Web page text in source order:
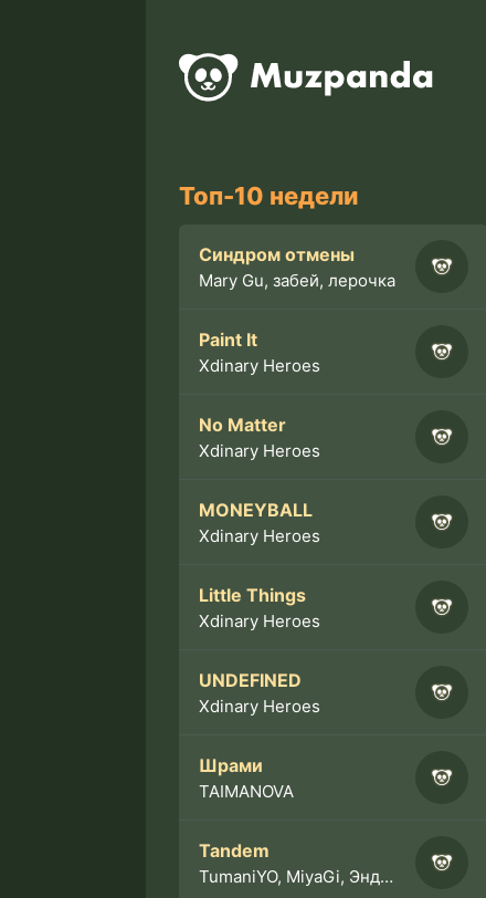
Топ-10 недели
Синдром отмены
Mary Gu, забей, лерочка
Paint It
Xdinary Heroes
No Matter
Xdinary Heroes
MONEYBALL
Xdinary Heroes
Little Things
Xdinary Heroes
UNDEFINED
Xdinary Heroes
Шрами
TAIMANOVA
Tandem
TumaniYO, MiyaGi, Эндшпиль